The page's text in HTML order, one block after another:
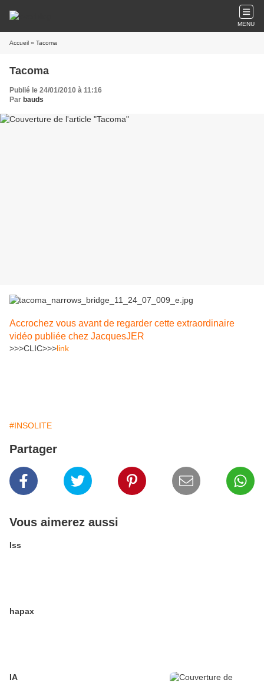
MENU
Accueil » Tacoma
Tacoma
Publié le 24/01/2010 à 11:16
Par bauds
Accrochez vous avant de regarder cette extraordinaire
vidéo publiée chez JacquesJER
>>>CLIC>>>link
#INSOLITE
Partager
Vous aimerez aussi
Iss
hapax
IA